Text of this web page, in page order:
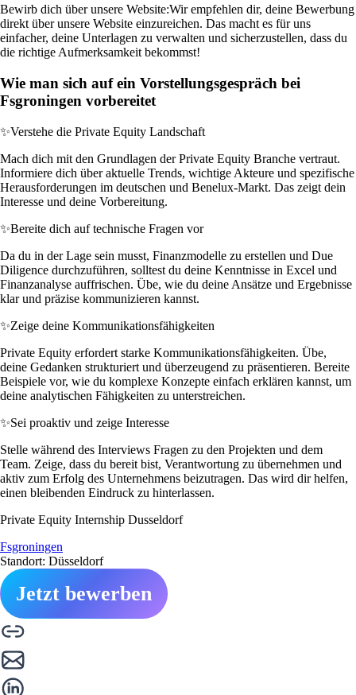
Bewirb dich über unsere Website:Wir empfehlen dir, deine Bewerbung
direkt über unsere Website einzureichen. Das macht es für uns
einfacher, deine Unterlagen zu verwalten und sicherzustellen, dass du
die richtige Aufmerksamkeit bekommst!
Wie man sich auf ein Vorstellungsgespräch bei
Fsgroningen vorbereitet
✨Verstehe die Private Equity Landschaft
Mach dich mit den Grundlagen der Private Equity Branche vertraut.
Informiere dich über aktuelle Trends, wichtige Akteure und spezifische
Herausforderungen im deutschen und Benelux-Markt. Das zeigt dein
Interesse und deine Vorbereitung.
✨Bereite dich auf technische Fragen vor
Da du in der Lage sein musst, Finanzmodelle zu erstellen und Due
Diligence durchzuführen, solltest du deine Kenntnisse in Excel und
Finanzanalyse auffrischen. Übe, wie du deine Ansätze und Ergebnisse
klar und präzise kommunizieren kannst.
✨Zeige deine Kommunikationsfähigkeiten
Private Equity erfordert starke Kommunikationsfähigkeiten. Übe,
deine Gedanken strukturiert und überzeugend zu präsentieren. Bereite
Beispiele vor, wie du komplexe Konzepte einfach erklären kannst, um
deine analytischen Fähigkeiten zu unterstreichen.
✨Sei proaktiv und zeige Interesse
Stelle während des Interviews Fragen zu den Projekten und dem
Team. Zeige, dass du bereit bist, Verantwortung zu übernehmen und
aktiv zum Erfolg des Unternehmens beizutragen. Das wird dir helfen,
einen bleibenden Eindruck zu hinterlassen.
Private Equity Internship Dusseldorf
Fsgroningen
Standort: Düsseldorf
Jetzt bewerben